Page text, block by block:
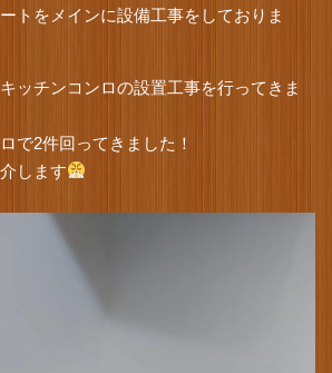
トをメインに設備工事をしておりま
ッチンコンロの設置工事を行ってきま
で2件回ってきました！
します